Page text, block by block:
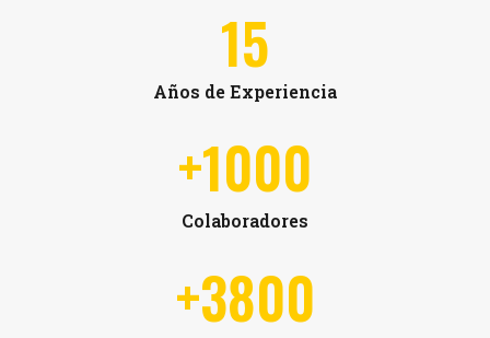
Años de Experiencia
15
Colaboradores
+1000
+3800